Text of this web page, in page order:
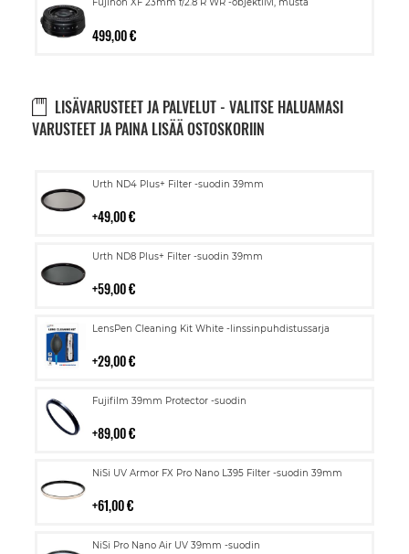
499,00 €
LISÄVARUSTEET JA PALVELUT - VALITSE HALUAMASI
VARUSTEET JA PAINA LISÄÄ OSTOSKORIIN
Urth ND4 Plus+ Filter -suodin 39mm
49,00 €
Lisää
Urth ND8 Plus+ Filter -suodin 39mm
59,00 €
Lisää
LensPen Cleaning Kit White -linssinpuhdistussarja
29,00 €
Lisää
Fujifilm 39mm Protector -suodin
89,00 €
Lisää
NiSi UV Armor FX Pro Nano L395 Filter -suodin 39mm
61,00 €
Lisää
NiSi Pro Nano Air UV 39mm -suodin
Lisää